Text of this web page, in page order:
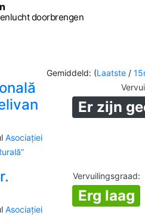
doorbrengen
Gemiddeld: (Laatste /
Asociației
Er zijn
Asociației
Vervuilingsgraad:
Erg laag